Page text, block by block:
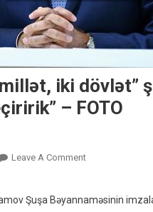
iki dövlət”
– FOTO
Leave A CommentOn
“Bir
Şuşa Bəyannaməsinin